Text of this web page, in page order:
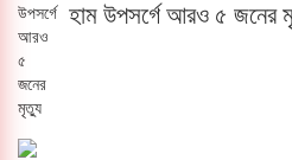
হাম উপসর্গে আরও ৫ জনের